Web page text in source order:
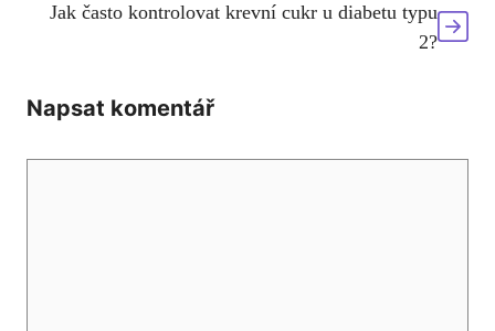
Jak často kontrolovat krevní cukr u diabetu typu
2?
Napsat komentář